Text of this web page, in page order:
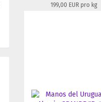
199,00 EUR pro kg